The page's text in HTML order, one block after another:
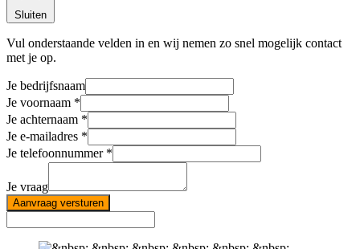
Sluiten
Vul onderstaande velden in en wij nemen zo snel mogelijk contact
met je op.
Je bedrijfsnaam
Je voornaam
Je achternaam
Je e-mailadres
Je telefoonnummer
Je vraag
Aanvraag versturen